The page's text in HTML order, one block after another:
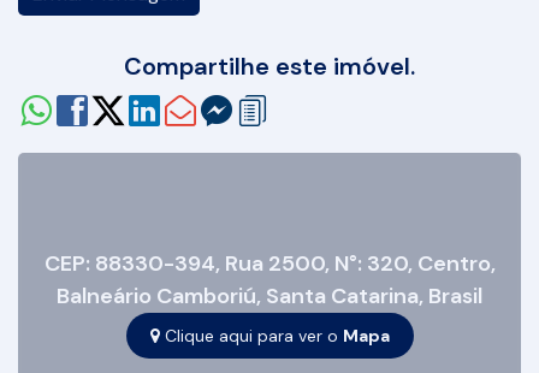
Compartilhe este imóvel.
CEP: 88330-394, Rua 2500, N°: 320, Centro,
Balneário Camboriú, Santa Catarina, Brasil
Clique aqui para ver o Mapa